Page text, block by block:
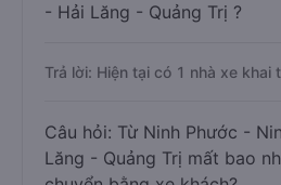
- Hải Lăng - Quảng Trị ?
Trả lời: Hiện tại có 1 nhà xe khai
Câu hỏi: Từ Ninh Phước -
Lăng - Quảng Trị mất bao